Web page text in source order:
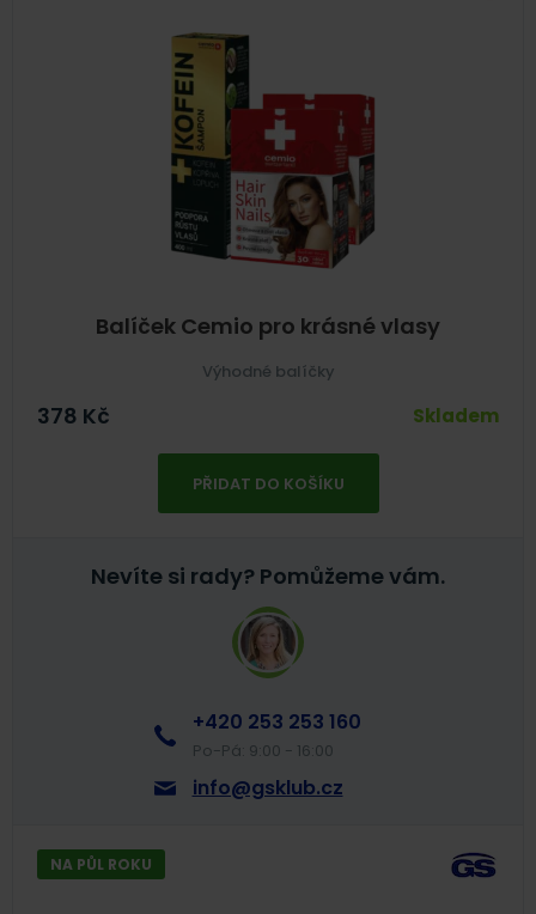
Balíček Cemio pro krásné vlasy
Výhodné balíčky
378 Kč Skladem
PŘIDAT DO KOŠÍKU
Nevíte si rady? Pomůžeme vám.
+420 253 253 160
Po-Pá: 9:00 - 16:00
info@gsklub.cz
NA PŮL ROKU